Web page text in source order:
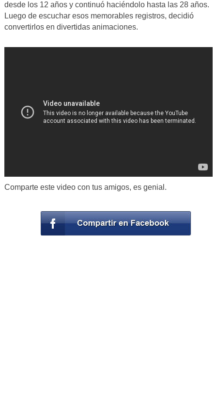
desde los 12 años y continuó haciéndolo hasta las 28 años.
Luego de escuchar esos memorables registros, decidió
convertirlos en divertidas animaciones.
Comparte este video con tus amigos, es genial.